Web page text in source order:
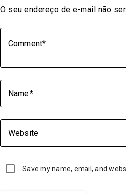
O seu endereço de e-mail não
Comment
Name
Website
Save my name, email, and